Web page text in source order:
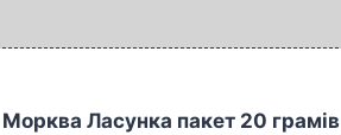
Морква Ласунка пакет 20 грамів